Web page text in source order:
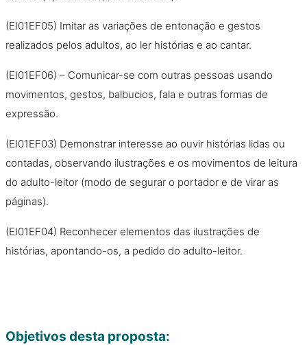
(EI01EF05) Imitar as variações de entonação e gestos
realizados pelos adultos, ao ler histórias e ao cantar.
(EI01EF06) – Comunicar-se com outras pessoas usando
movimentos, gestos, balbucios, fala e outras formas de
expressão.
(EI01EF03) Demonstrar interesse ao ouvir histórias lidas ou
contadas, observando ilustrações e os movimentos de leitura
do adulto-leitor (modo de segurar o portador e de virar as
páginas).
(EI01EF04) Reconhecer elementos das ilustrações de
histórias, apontando-os, a pedido do adulto-leitor.
Objetivos desta proposta: